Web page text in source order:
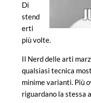
Di
stend
erti
più volte.
Il Nerd delle arti
qualsiasi tecnica
minime varianti. Più
riguardano la stessa